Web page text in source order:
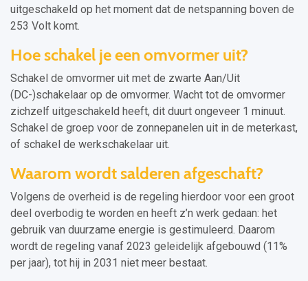
uitgeschakeld op het moment dat de netspanning boven de
253 Volt komt.
Hoe schakel je een omvormer uit?
Schakel de omvormer uit met de zwarte Aan/Uit
(DC-)schakelaar op de omvormer. Wacht tot de omvormer
zichzelf uitgeschakeld heeft, dit duurt ongeveer 1 minuut.
Schakel de groep voor de zonnepanelen uit in de meterkast,
of schakel de werkschakelaar uit.
Waarom wordt salderen afgeschaft?
Volgens de overheid is de regeling hierdoor voor een groot
deel overbodig te worden en heeft z’n werk gedaan: het
gebruik van duurzame energie is gestimuleerd. Daarom
wordt de regeling vanaf 2023 geleidelijk afgebouwd (11%
per jaar), tot hij in 2031 niet meer bestaat.